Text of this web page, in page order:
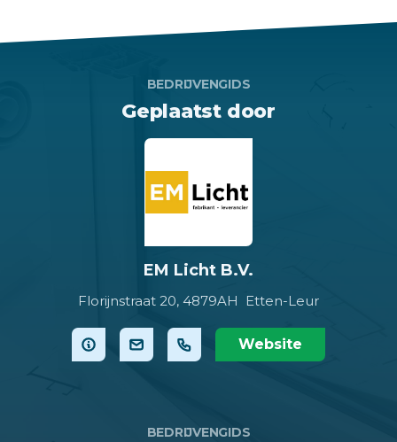
BEDRIJVENGIDS
Geplaatst door
EM Licht B.V.
Florijnstraat 20, 4879AH Etten-Leur
Website
BEDRIJVENGIDS